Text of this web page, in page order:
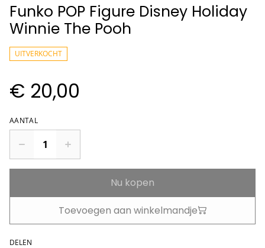
Funko POP Figure Disney Holiday
Winnie The Pooh
UITVERKOCHT
€ 20,00
AANTAL
Nu kopen
Toevoegen aan winkelmandje
DELEN